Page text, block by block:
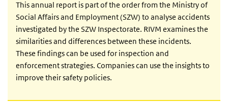
This annual report is part of the order from the Ministry of
Social Affairs and Employment (SZW) to analyse accidents
investigated by the SZW Inspectorate. RIVM examines the
similarities and differences between these incidents.
These findings can be used for inspection and
enforcement strategies. Companies can use the insights to
improve their safety policies.